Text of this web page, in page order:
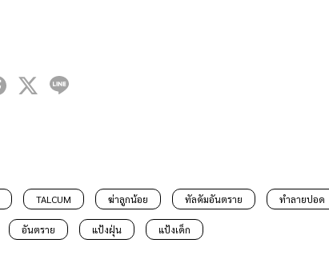
TALCUM ฆ่าลูกน้อย ทัลคัมอันตราย ทำลายปอด
อันตราย แป้งฝุ่น แป้งเด็ก